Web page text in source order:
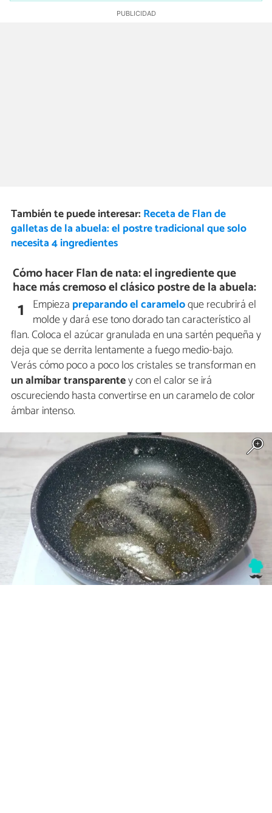
También te puede interesar: Receta de Flan de
galletas de la abuela: el postre tradicional que solo
necesita 4 ingredientes
Cómo hacer Flan de nata: el ingrediente que
hace más cremoso el clásico postre de la abuela:
1 Empieza preparando el carameloque recubrirá el
molde y dará ese tono dorado tan característico al
flan. Coloca el azúcar granulada en una sartén pequeña y
deja que se derrita lentamente a fuego medio-bajo.
Verás cómo poco a poco los cristales se transforman en
un almíbar transparentey con el calor se irá
oscureciendo hasta convertirse en un caramelo de color
ámbar intenso.